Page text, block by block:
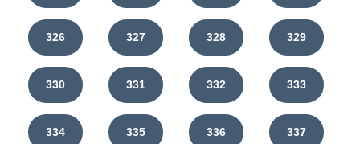
326 327 328 329
330 331 332 333
334 335 336 337